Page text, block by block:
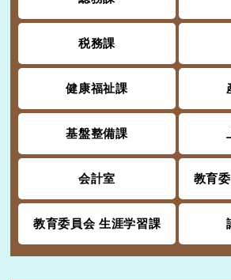
税務課
健康福祉課
基盤整備課
会計室 教育
教育委員会 生涯学習課